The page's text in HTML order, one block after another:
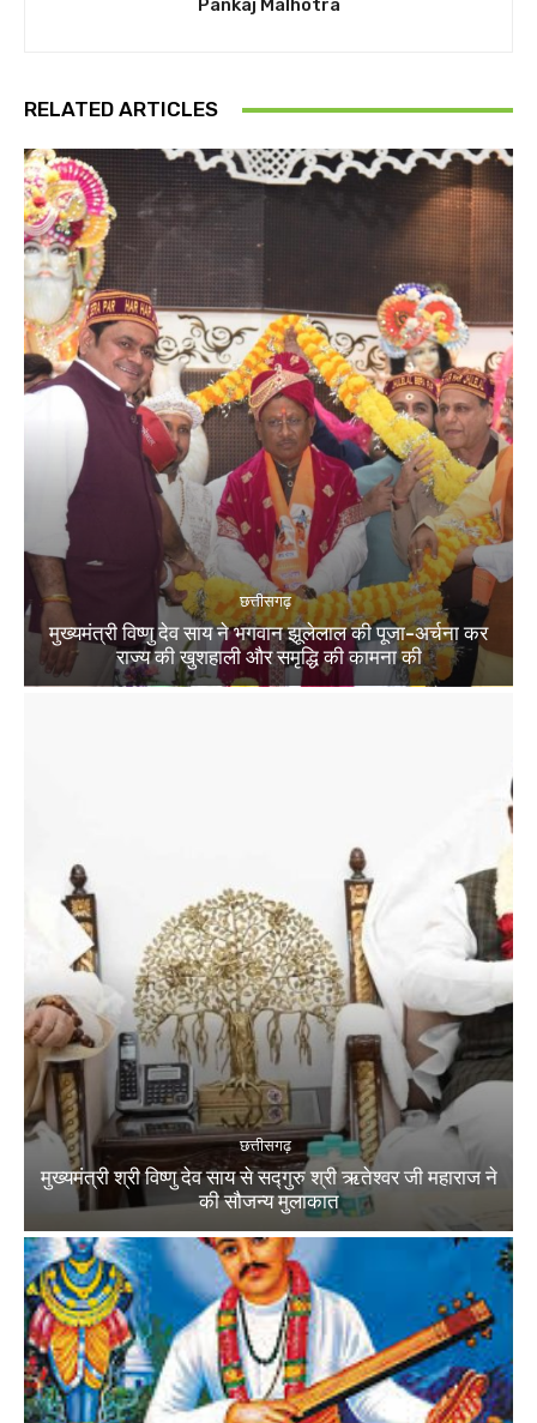
Pankaj Malhotra
RELATED ARTICLES
छत्तीसगढ़
मुख्यमंत्री विष्णु देव साय ने भगवान झूलेलाल की पूजा-अर्चना कर
राज्य की खुशहाली और समृद्धि की कामना की
छत्तीसगढ़
मुख्यमंत्री श्री विष्णु देव साय से सद्गुरु श्री ऋतेश्वर जी महाराज ने
की सौजन्य मुलाकात